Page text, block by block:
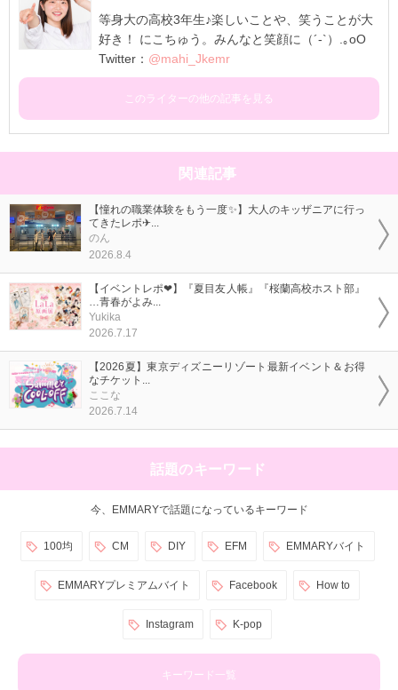
等身大の高校3年生♪楽しいことや、笑うことが大
好き！ にこちゅう。みんなと笑顔に（´-`）.｡oO
Twitter： @mahi_Jkemr
このライターの他の記事を見る
関連記事
【憧れの職業体験をもう一度✨】大人のキッザニアに行っ
てきたレポ✈...
のん
2026.8.4
【イベントレポ❤】『夏目友人帳』『桜蘭高校ホスト部』
…青春がよみ...
Yukika
2026.7.17
【2026夏】東京ディズニーリゾート最新イベント＆お得
なチケット...
ここな
2026.7.14
話題のキーワード
今、EMMARYで話題になっているキーワード
100均 CM DIY EFM EMMARYバイト
EMMARYプレミアムバイト Facebook How to
Instagram K-pop
キーワード一覧